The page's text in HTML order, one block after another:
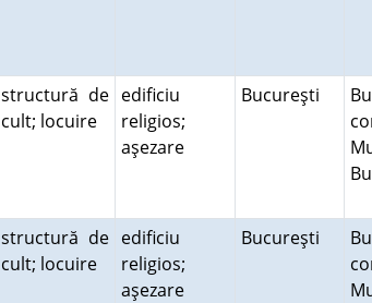
structură de
cult; locuire
edificiu
religios;
aşezare
Bucureşti
structură de
cult; locuire
edificiu
religios;
aşezare
Bucureşti